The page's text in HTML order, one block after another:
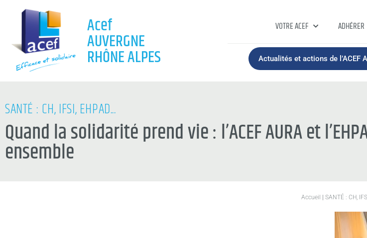
Acef
AUVERGNE
RHÔNE ALPES
VOTRE ACEF ADHÉRER
Actualités et actions de l’ACEF
SANTÉ : CH, IFSI, EHPAD...
Quand la solidarité prend vie : l’ACEF AURA et
ensemble
Accueil | SANTÉ : CH,